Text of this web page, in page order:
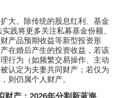
大。除传统的股息红利、基金
践将更多关注私募基金份额、
产品预期收益等新型投资形
在婚后产生的投资收益，若该
行为（如频繁交易操作、主动
认定为夫妻共同财产；若仅为
则仍属个人财产。
财产：2026年分割新蓝海